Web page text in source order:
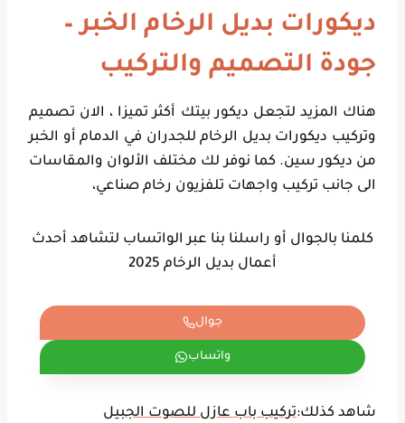
ديكورات بديل الرخام الخبر –
جودة التصميم والتركيب
هناك المزيد لتجعل ديكور بيتك أكثر تميزا ، الان تصميم
وتركيب ديكورات بديل الرخام للجدران في الدمام أو الخبر
من ديكور سين. كما نوفر لك مختلف الألوان والمقاسات
الى جانب تركيب واجهات تلفزيون رخام صناعي،
كلمنا بالجوال أو راسلنا بنا عبر الواتساب لتشاهد أحدث
أعمال بديل الرخام 2025
جوال
واتساب
شاهد كذلك:تركيب باب عازل للصوت الجبيل